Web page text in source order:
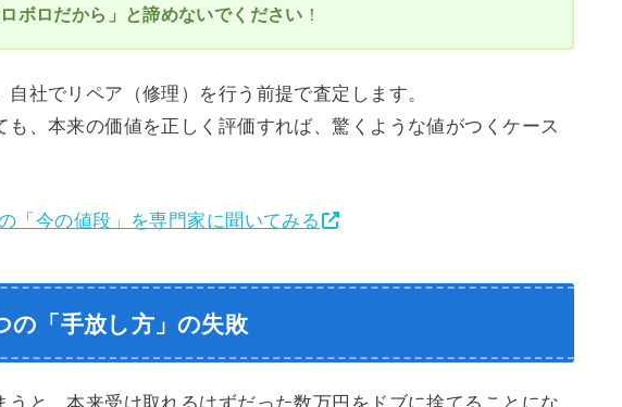
ボロだから」と諦めないでください ！
社でリペア（修理）を行う前提で査定します。
も、本来の価値を正しく評価すれば、驚くような値がつくケース
「今の値段」を専門家に聞いてみる
の「手放し方」の失敗
うと、本来受け取れるはずだった数万円をドブに捨てることにな